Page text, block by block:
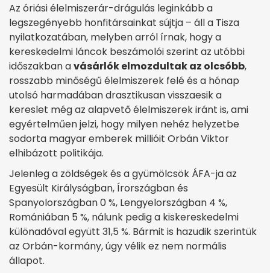
Az óriási élelmiszerár-drágulás leginkább a
legszegényebb honfitársainkat sújtja – áll a Tisza
nyilatkozatában, melyben arról írnak, hogy a
kereskedelmi láncok beszámolói szerint az utóbbi
időszakban avásárlók elmozdultak az olcsóbb,
rosszabb minőségű élelmiszerek felé és a hónap
utolsó harmadában drasztikusan visszaesik a
kereslet még az alapvető élelmiszerek iránt is, ami
egyértelműen jelzi, hogy milyen nehéz helyzetbe
sodorta magyar emberek millióit Orbán Viktor
elhibázott politikája.
Jelenleg a zöldségek és a gyümölcsök ÁFA-ja az
Egyesült Királyságban, Írországban és
Spanyolországban 0 %, Lengyelországban 4 %,
Romániában 5 %, nálunk pedig a kiskereskedelmi
különadóval együtt 31,5 %. Bármit is hazudik szerintük
az Orbán-kormány, úgy vélik ez nem normális
állapot.